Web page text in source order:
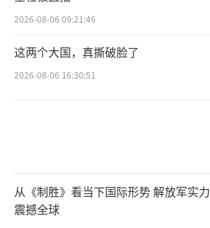
2026-08-06 09:21:46
这两个大国，真撕破脸了
2026-08-06 16:30:51
从《制胜》看当下国际形势 解放军实力
震撼全球